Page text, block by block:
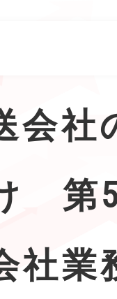
会社
第
社業